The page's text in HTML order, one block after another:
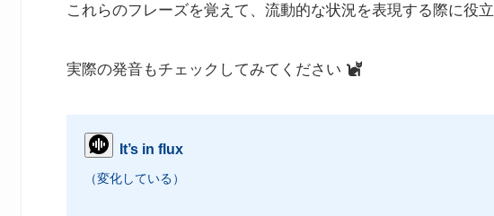
これらのフレーズを覚えて、流動的な状況を表現する際に役立
実際の発音もチェックしてみてください
It’s in flux
（変化している）